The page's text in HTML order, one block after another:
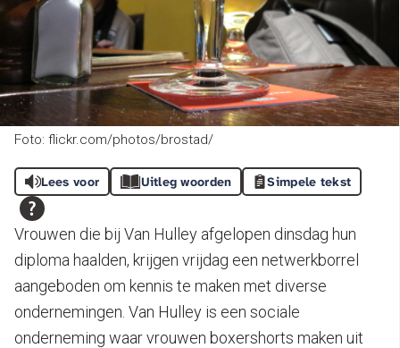
Foto: flickr.com/photos/brostad/
Lees voor Uitleg woorden Simpele tekst
Vrouwen die bij Van Hulley afgelopen dinsdag hun
diploma haalden, krijgen vrijdag een netwerkborrel
aangeboden om kennis te maken met diverse
ondernemingen. Van Hulley is een sociale
onderneming waar vrouwen boxershorts maken uit